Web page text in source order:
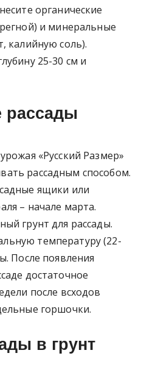
органические
и минеральные
калийную соль).
25-30 см и
«Русский Размер»
рассадным способом.
ящики или
– начале марта.
грунт для рассады.
температуру (22-
После появления
достаточное
после всходов
горшочки.
в грунт